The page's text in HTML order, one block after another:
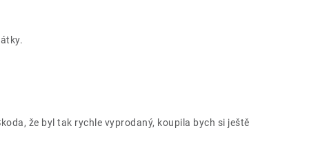
že byl tak rychle vyprodaný, koupila bych si ještě